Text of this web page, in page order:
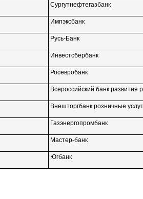
Сургутнефтегазбанк
Импэксбанк
Русь-Банк
Инвестсбербанк
Росевробанк
Всероссийский банк развития
Внешторгбанк розничные
Газэнергопромбанк
Мастер-банк
Югбанк